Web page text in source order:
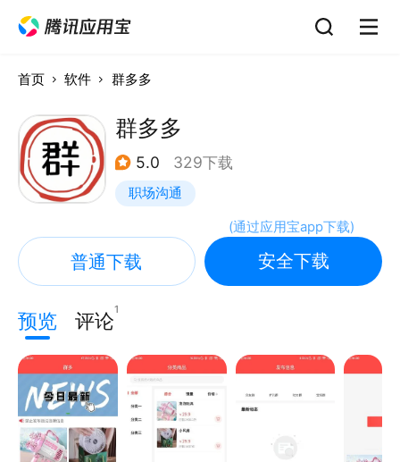
首页 软件 群多多
群多多
5.0 329下载
职场沟通
(通过应用宝app下载)
普通下载 安全下载
预览 评论1